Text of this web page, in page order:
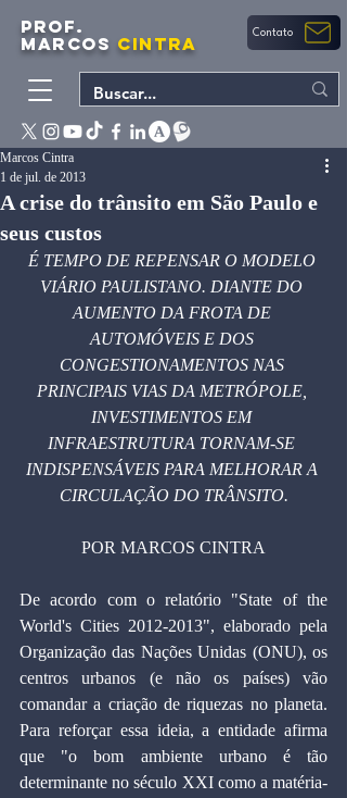
PROF.
MARCOS CINTRA Contato
A crise do trânsito em São Paulo e
seus custos
Marcos Cintra
1 de jul. de 2013
É TEMPO DE REPENSAR O MODELO
VIÁRIO PAULISTANO. DIANTE DO
AUMENTO DA FROTA DE
AUTOMÓVEIS E DOS
CONGESTIONAMENTOS NAS
PRINCIPAIS VIAS DA METRÓPOLE,
INVESTIMENTOS EM
INFRAESTRUTURA TORNAM-SE
INDISPENSÁVEIS PARA MELHORAR A
CIRCULAÇÃO DO TRÂNSITO.
POR MARCOS CINTRA
De acordo com o relatório "State of the
World's Cities 2012-2013", elaborado pela
Organização das Nações Unidas (ONU), os
centros urbanos (e não os países) vão
comandar a criação de riquezas no planeta.
Para reforçar essa ideia, a entidade afirma
que "o bom ambiente urbano é tão
determinante no século XXI como a matéria-